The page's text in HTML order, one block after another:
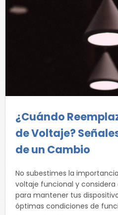
¿Cuándo
de Voltaje?
de un Cambio
No subestimes la
voltaje funcional y
para mantener tus
óptimas condiciones de